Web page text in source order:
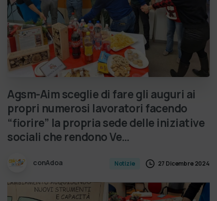
Agsm-Aimscegliedi faregli auguri ai
propri numerosi lavoratori facendo
“fiorire” la propriasededelle iniziative
sociali che rendonoVe…
conAdoa Notizie 27 Dicembre 2024